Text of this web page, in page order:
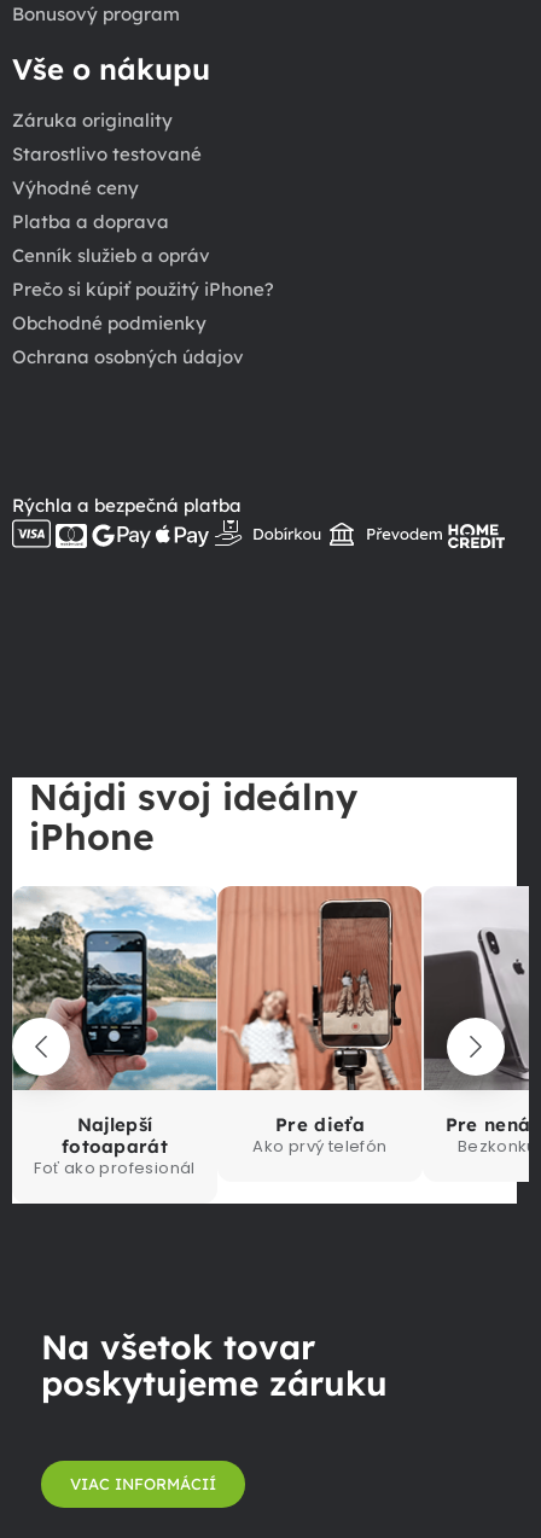
Bonusový program
Vše o nákupu
Záruka originality
Starostlivo testované
Výhodné ceny
Platba a doprava
Cenník služieb a opráv
Prečo si kúpiť použitý iPhone?
Obchodné podmienky
Ochrana osobných údajov
Rýchla a bezpečná platba
Nájdi svoj ideálny
iPhone
Najlepší
fotoaparát
Foť ako profesionál
Pre dieťa
Ako prvý telefón
Pre
Na všetok tovar
poskytujeme záruku
VIAC INFORMÁCIÍ